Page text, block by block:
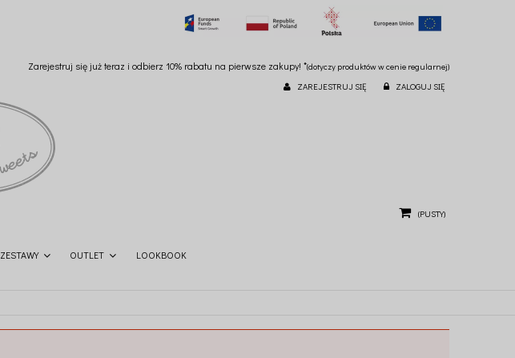
Zarejestruj się już teraz i odbierz 10% rabatu na pierwsze zakupy! *(dotyczy produktów w cenie regularnej)
ZAREJESTRUJ SIĘ ZALOGUJ SIĘ
(PUSTY)
ZESTAWY OUTLET LOOKBOOK